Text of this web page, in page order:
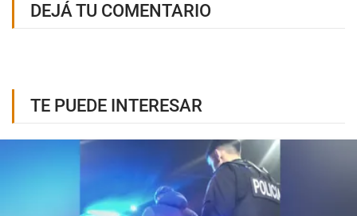
DEJÁ TU COMENTARIO
TE PUEDE INTERESAR